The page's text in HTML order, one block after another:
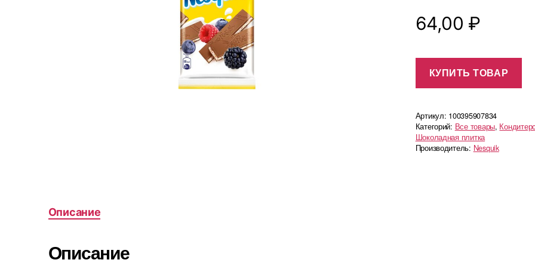
64,00 ₽
КУПИТЬ ТОВАР
Артикул: 100395907834
Категорий: Все товары,
Шоколадная плитка
Производитель: Nesquik
Описание
Описание